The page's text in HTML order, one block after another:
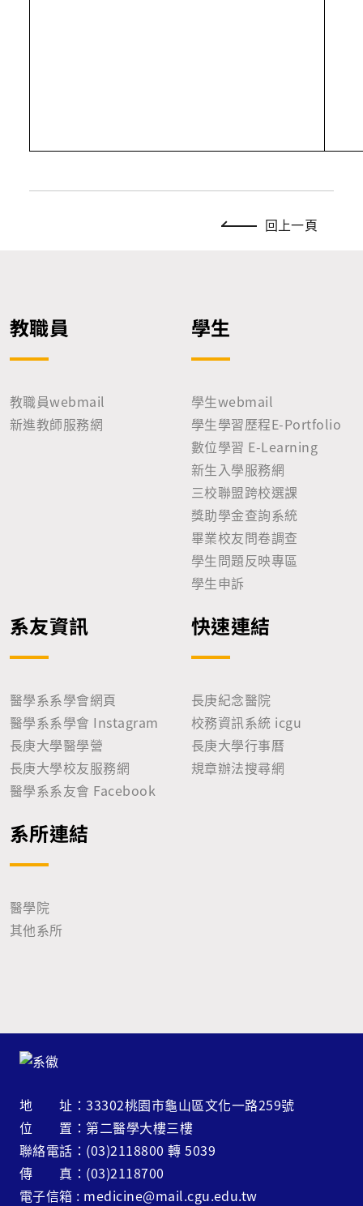
回上一頁
教職員
教職員webmail
新進教師服務網
學生
學生webmail
學生學習歷程E-Portfolio
數位學習 E-Learning
新生入學服務網
三校聯盟跨校選課
獎助學金查詢系統
畢業校友問卷調查
學生問題反映專區
學生申訴
系友資訊
醫學系系學會網頁
醫學系系學會 Instagram
長庚大學醫學營
長庚大學校友服務網
醫學系系友會 Facebook
快速連結
長庚紀念醫院
校務資訊系統 icgu
長庚大學行事曆
規章辦法搜尋網
系所連結
醫學院
其他系所
地 址：33302桃園市龜山區文化一路259號
位 置：第二醫學大樓三樓
聯絡電話：(03)2118800 轉 5039
傳 真：(03)2118700
電子信箱 : medicine@mail.cgu.edu.tw